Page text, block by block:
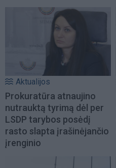
Aktualijos
Prokuratūra atnaujino
nutrauktą tyrimą dėl per
LSDP tarybos posėdį
rasto slapta įrašinėjančio
įrenginio